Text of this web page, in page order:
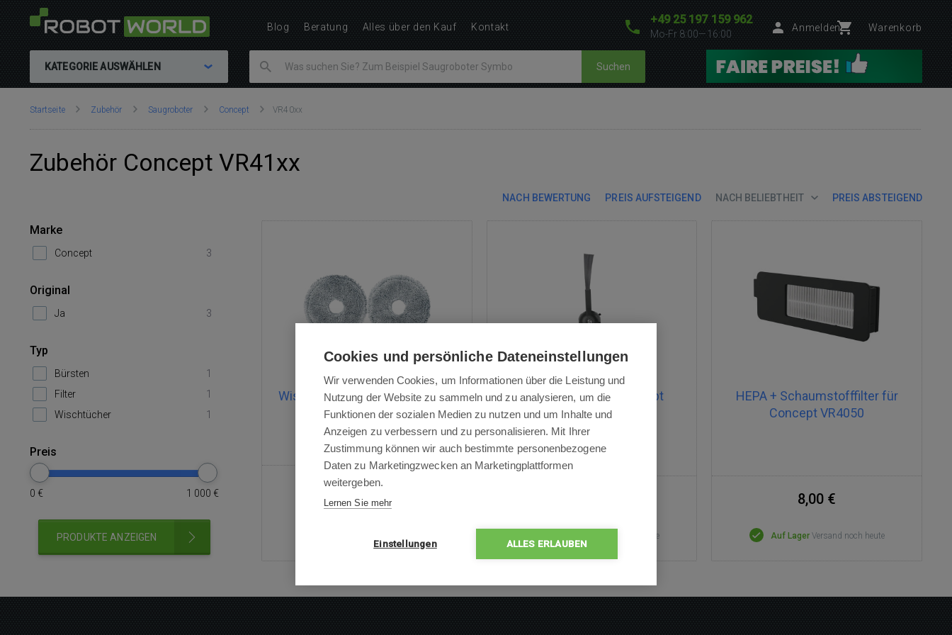
+49 25 197 159 962
Mo-Fr 8:00—16:00
Anmelden Warenkorb
KATEGORIE AUSWÄHLEN Suchen
Sie
Startseite Zubehör Saugroboter Concept VR40xx
Zubehör Concept VR41xx
NACH BEWERTUNG PREIS AUFSTEIGEND NACH BELIEBTHEIT PREIS ABSTEIGEND
Wischtuch für Concept VR4050
6,00 €
Seitenbürste für Concept
VR4050
Versand noch heute
HEPA + Schaumstofffilter für
Concept VR4050
8,00 €
Auf Lager Versand noch heute
Marke
Concept 3
Original
Ja 3
Typ
Bürsten
1
Filter
1
Wischtücher
1
Preis
0 € 1 000 €
PRODUKTE ANZEIGEN
Blog Beratung Alles über den Kauf Kontakt
Cookies und persönliche Dateneinstellungen
Wir verwenden Cookies, um Informationen über die Leistung und
Nutzung der Website zu sammeln und zu analysieren, um die
Funktionen der sozialen Medien zu nutzen und um Inhalte und
Anzeigen zu verbessern und zu personalisieren. Mit Ihrer
Zustimmung können wir auch bestimmte personenbezogene
Daten zu Marketingzwecken an Marketingplattformen
weitergeben.
Lernen Sie mehr
Einstellungen ALLES ERLAUBEN